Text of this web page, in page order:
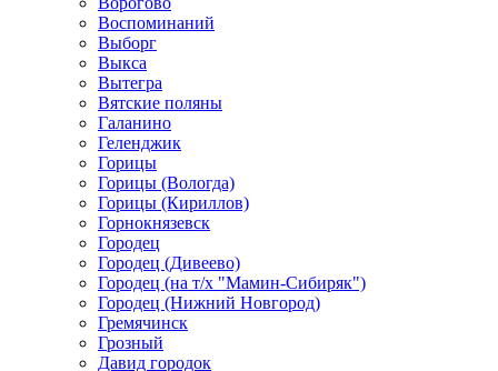
Воспоминаний
Выборг
Выкса
Вытегра
Вятские поляны
Галанино
Геленджик
Горицы
Горицы (Вологда)
Горицы (Кириллов)
Горнокнязевск
Городец
Городец (Дивеево)
Городец (на т/х "Мамин-Сибиряк")
Городец (Нижний Новгород)
Гремячинск
Грозный
Давид городок